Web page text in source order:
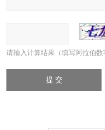
请输入计算结果（填写阿拉伯